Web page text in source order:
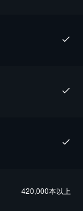
420,000本以上